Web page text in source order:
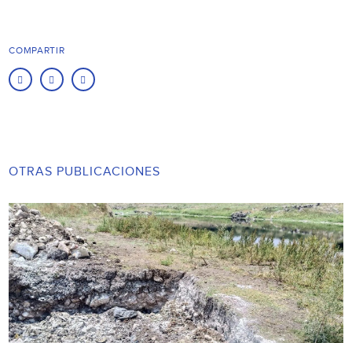
COMPARTIR
OTRAS PUBLICACIONES